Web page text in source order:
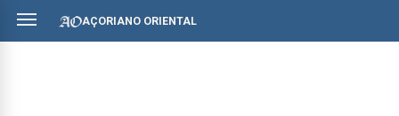
AÇORIANO ORIENTAL